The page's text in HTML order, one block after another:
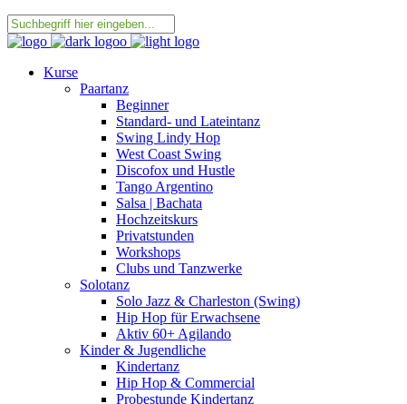
Kurse
Paartanz
Beginner
Standard- und Lateintanz
Swing Lindy Hop
West Coast Swing
Discofox und Hustle
Tango Argentino
Salsa | Bachata
Hochzeitskurs
Privatstunden
Workshops
Clubs und Tanzwerke
Solotanz
Solo Jazz & Charleston (Swing)
Hip Hop für Erwachsene
Aktiv 60+ Agilando
Kinder & Jugendliche
Kindertanz
Hip Hop & Commercial
Probestunde Kindertanz